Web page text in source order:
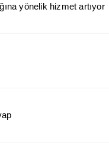
yönelik hizmet artıyor